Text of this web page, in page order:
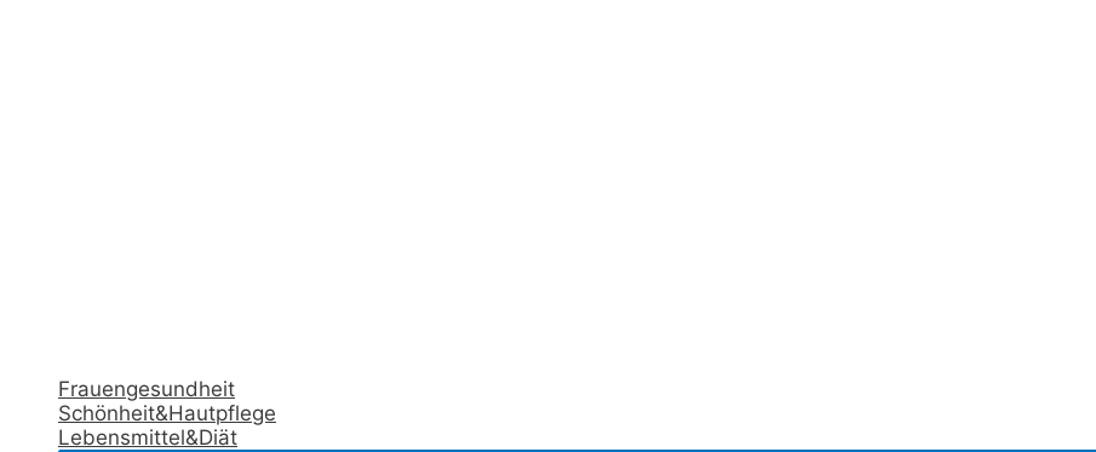
Frauengesundheit
Schönheit&Hautpflege
Lebensmittel&Diät